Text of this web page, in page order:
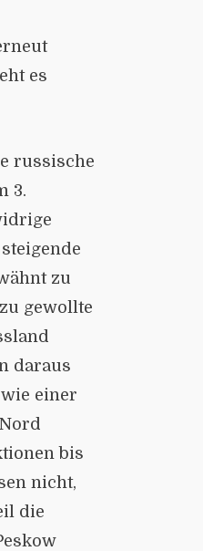
es
russische
3.
zu
gewollte
daraus
einer
bis
nicht,
die